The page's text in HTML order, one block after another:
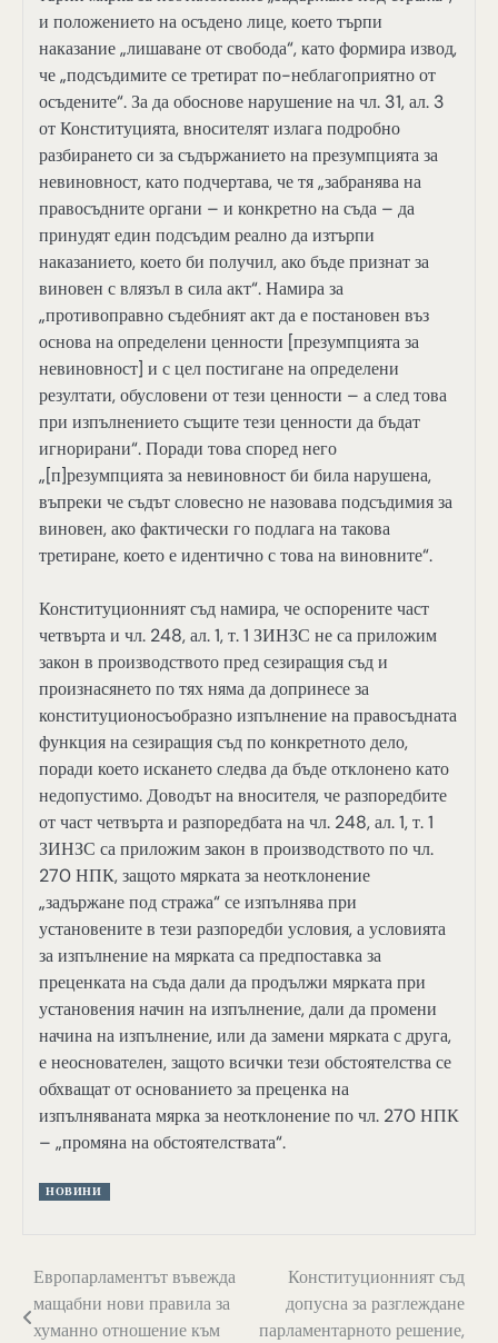
и положението на осъдено лице, което търпи
наказание „лишаване от свобода“, като формира извод,
че „подсъдимите се третират по-неблагоприятно от
осъдените“. За да обоснове нарушение на чл. 31, ал. 3
от Конституцията, вносителят излага подробно
разбирането си за съдържанието на презумпцията за
невиновност, като подчертава, че тя „забранява на
правосъдните органи – и конкретно на съда – да
принудят един подсъдим реално да изтърпи
наказанието, което би получил, ако бъде признат за
виновен с влязъл в сила акт“. Намира за
„противоправно съдебният акт да е постановен въз
основа на определени ценности [презумпцията за
невиновност] и с цел постигане на определени
резултати, обусловени от тези ценности – а след това
при изпълнението същите тези ценности да бъдат
игнорирани“. Поради това според него
„[п]резумпцията за невиновност би била нарушена,
въпреки че съдът словесно не назовава подсъдимия за
виновен, ако фактически го подлага на такова
третиране, което е идентично с това на виновните“.
Конституционният съд намира, че оспорените част
четвърта и чл. 248, ал. 1, т. 1 ЗИНЗС не са приложим
закон в производството пред сезиращия съд и
произнасянето по тях няма да допринесе за
конституционосъобразно изпълнение на правосъдната
функция на сезиращия съд по конкретното дело,
поради което искането следва да бъде отклонено като
недопустимо. Доводът на вносителя, че разпоредбите
от част четвърта и разпоредбата на чл. 248, ал. 1, т. 1
ЗИНЗС са приложим закон в производството по чл.
270 НПК, защото мярката за неотклонение
„задържане под стража“ се изпълнява при
установените в тези разпоредби условия, а условията
за изпълнение на мярката са предпоставка за
преценката на съда дали да продължи мярката при
установения начин на изпълнение, дали да промени
начина на изпълнение, или да замени мярката с друга,
е неоснователен, защото всички тези обстоятелства се
обхващат от основанието за преценка на
изпълняваната мярка за неотклонение по чл. 270 НПК
– „промяна на обстоятелствата“.
НОВИНИ
Навигация
Европарламентът въвежда
мащабни нови правила за
хуманно отношение към
Конституционният съд
допусна за разглеждане
парламентарното решение,